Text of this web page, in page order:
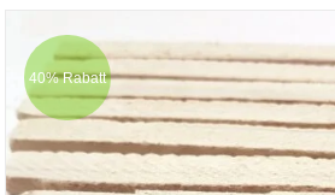
40% Rabatt